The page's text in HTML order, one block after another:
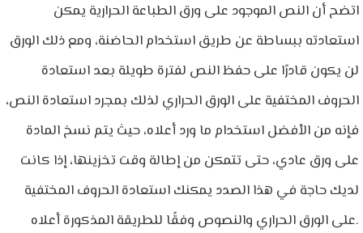
اتضح أن النص الموجود على ورق الطباعة الحرارية يمكن
استعادته ببساطة عن طريق استخدام الحاضنة، ومع ذلك الورق
لن يكون قادرًا على حفظ النص لفترة طويلة بعد استعادة
الحروف المختفية على الورق الحراري لذلك بمجرد استعادة النص،
فإنه من الأفضل استخدام ما ورد أعلاه، حيث يتم نسخ المادة
على ورق عادي، حتى تتمكن من إطالة وقت تخزينها، إذا كانت
لديك حاجة في هذا الصدد يمكنك استعادة الحروف المختفية
على الورق الحراري والنصوص وفقًا للطريقة المذكورة أعلاه.